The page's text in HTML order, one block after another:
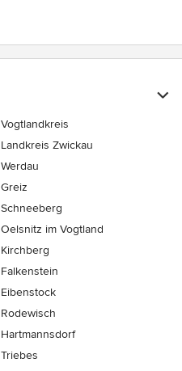
Vogtlandkreis
Landkreis Zwickau
Werdau
Greiz
Schneeberg
Oelsnitz im Vogtland
Kirchberg
Falkenstein
Eibenstock
Rodewisch
Hartmannsdorf
Triebes